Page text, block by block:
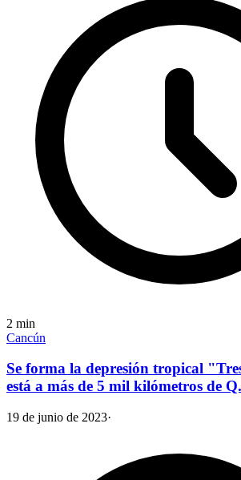
2 min
Cancún
Se forma la depresión tropical
está a más de 5 mil kilómetros de
19 de junio de 2023·